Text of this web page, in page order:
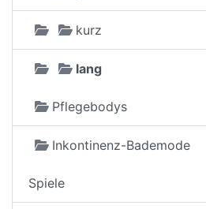
kurz
lang
Pflegebodys
Inkontinenz-Bademode
Spiele